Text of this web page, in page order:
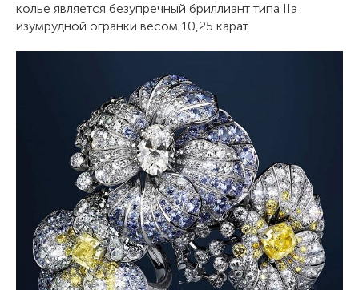
колье является безупречный бриллиант типа IIа
изумрудной огранки весом 10,25 карат.